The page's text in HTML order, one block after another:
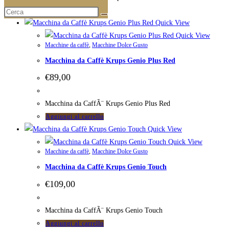
Aggiungi al carrello
Quick View
Quick View
Macchine da caffè, Macchine Dolce Gusto
Macchina da Caffè Krups Genio Plus Red
€89,00
Macchina da CaffÃ¨ Krups Genio Plus Red
Aggiungi al carrello
Quick View
Quick View
Macchine da caffè, Macchine Dolce Gusto
Macchina da Caffè Krups Genio Touch
€109,00
Macchina da CaffÃ¨ Krups Genio Touch
Aggiungi al carrello